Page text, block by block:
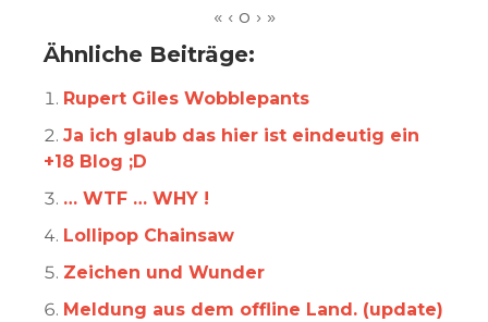
Ähnliche Beiträge:
Rupert Giles Wobblepants
Ja ich glaub das hier ist eindeutig ein
+18 Blog ;D
… WTF … WHY !
Lollipop Chainsaw
Zeichen und Wunder
Meldung aus dem offline Land. (update)